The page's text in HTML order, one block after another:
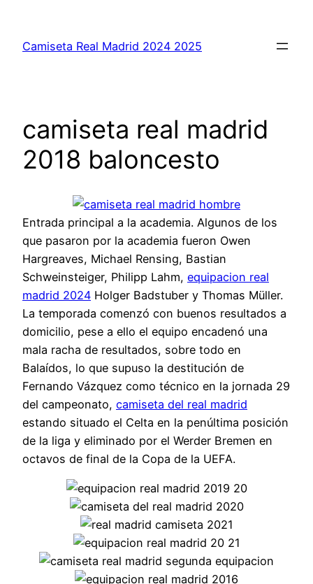
contenido
Camiseta Real Madrid 2024 2025
camiseta real madrid
2018 baloncesto
Entrada principal a la academia. Algunos de los
que pasaron por la academia fueron Owen
Hargreaves, Michael Rensing, Bastian
Schweinsteiger, Philipp Lahm, equipacion real
madrid 2024 Holger Badstuber y Thomas Müller.
La temporada comenzó con buenos resultados a
domicilio, pese a ello el equipo encadenó una
mala racha de resultados, sobre todo en
Balaídos, lo que supuso la destitución de
Fernando Vázquez como técnico en la jornada 29
del campeonato, camiseta del real madrid
estando situado el Celta en la penúltima posición
de la liga y eliminado por el Werder Bremen en
octavos de final de la Copa de la UEFA.